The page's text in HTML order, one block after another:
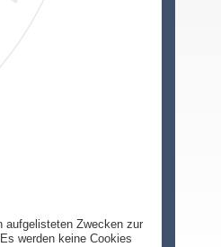
aufgelisteten Zwecken zur
werden keine Cookies